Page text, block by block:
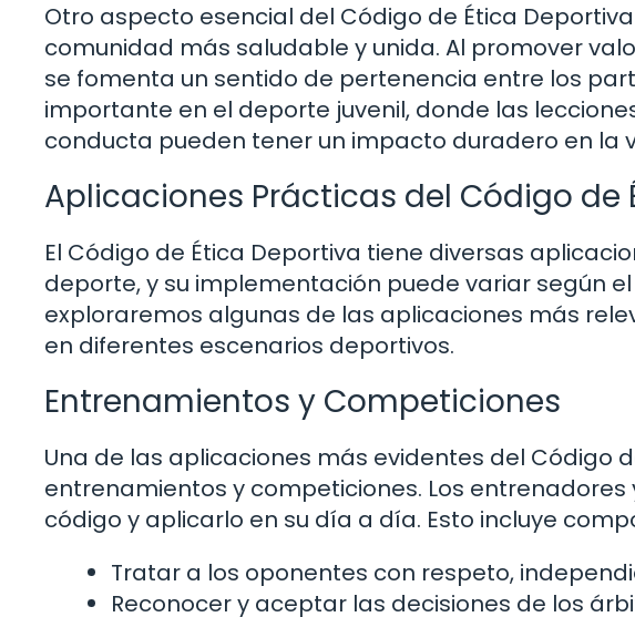
Otro aspecto esencial del Código de Ética
comunidad más saludable y unida. Al promover
se fomenta un sentido de pertenencia entre los
importante en el deporte juvenil, donde las
conducta pueden tener un impacto duradero en la
Aplicaciones Prácticas del Código de
El Código de Ética Deportiva tiene diversas
deporte, y su implementación puede variar según
exploraremos algunas de las aplicaciones más
en diferentes escenarios deportivos.
Entrenamientos y Competiciones
Una de las aplicaciones más evidentes del Código
entrenamientos y competiciones. Los
código y aplicarlo en su día a día. Esto incluye
Tratar a los oponentes con respeto,
Reconocer y aceptar las decisiones de los